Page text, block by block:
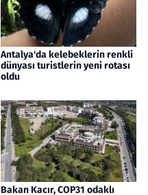
Antalya'da kelebeklerin renkli
dünyası turistlerin yeni rotası
oldu
Bakan Kacır, COP31 odaklı